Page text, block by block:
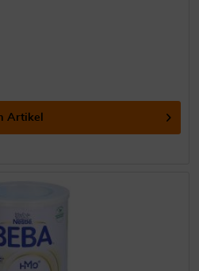
Artikel